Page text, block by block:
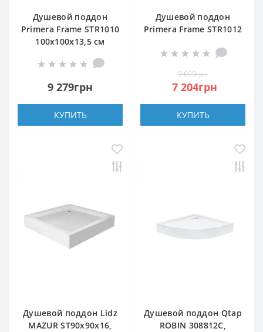
Душевой поддон
Primera Frame STR1010
100x100х13,5 см
9 279грн
КУПИТЬ
Душевой поддон
Primera Frame STR1012
прямоугольный
9 609грн
7 204грн
КУПИТЬ
Душевой поддон Lidz
MAZUR ST90x90x16,
Душевой поддон Qtap
ROBIN 308812C,